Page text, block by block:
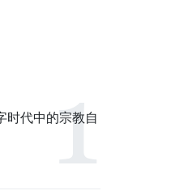
时代中的宗教自